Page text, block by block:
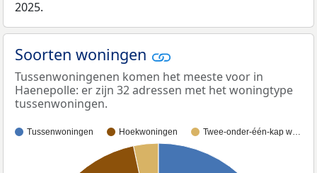
2025.
Soorten woningen
Tussenwoningenen komen het meeste voor in
Haenepolle: er zijn 32 adressen met het woningtype
tussenwoningen.
Tussenwoningen Hoekwoningen Twee-onder-één-kap w…